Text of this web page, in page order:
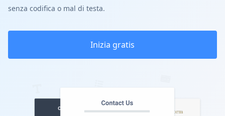
senza codifica o mal di testa.
Inizia gratis